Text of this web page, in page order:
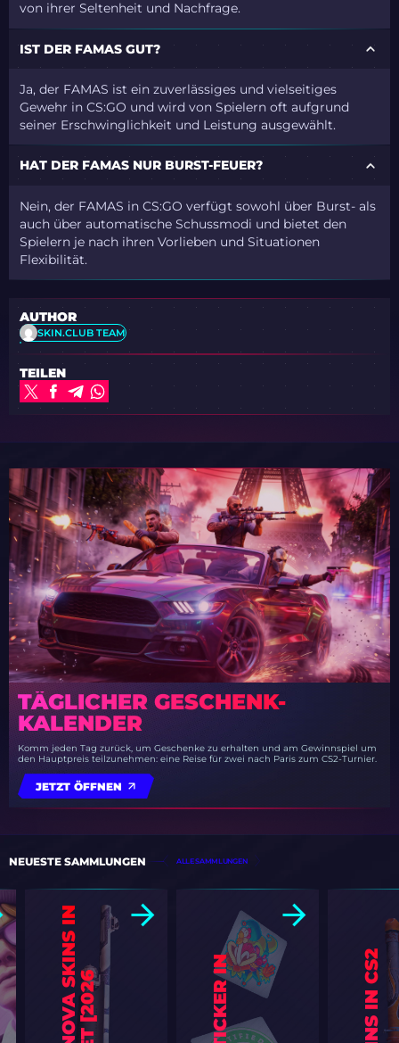
von ihrer Seltenheit und Nachfrage.
IST DER FAMAS GUT?
Ja, der FAMAS ist ein zuverlässiges und vielseitiges
Gewehr in CS:GO und wird von Spielern oft aufgrund
seiner Erschwinglichkeit und Leistung ausgewählt.
HAT DER FAMAS NUR BURST-FEUER?
Nein, der FAMAS in CS:GO verfügt sowohl über Burst- als
auch über automatische Schussmodi und bietet den
Spielern je nach ihren Vorlieben und Situationen
Flexibilität.
AUTHOR
SKIN.CLUB TEAM
TEILEN
TÄGLICHER GESCHENK-
KALENDER
Komm jeden Tag zurück, um Geschenke zu erhalten und am Gewinnspiel um
den Hauptpreis teilzunehmen: eine Reise für zwei nach Paris zum CS2-Turnier.
JETZT ÖFFNEN
NEUESTE SAMMLUNGEN ALLE SAMMLUNGEN